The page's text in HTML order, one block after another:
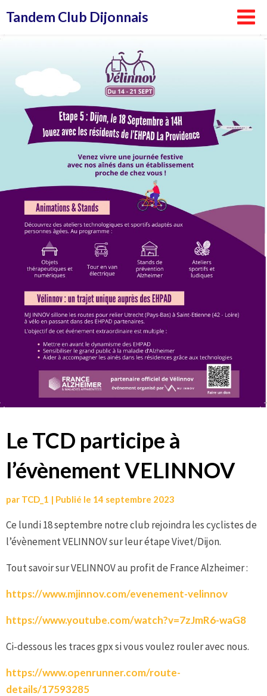
au
contenu
Tandem Club Dijonnais
Le TCD participe à
l’évènement VELINNOV
par TCD_1 | Publié le 14 septembre 2023
Ce lundi 18 septembre notre club rejoindra les cyclistes de
l’évènement VELINNOV sur leur étape Vivet/Dijon.
Tout savoir sur VELINNOV au profit de France Alzheimer :
https://www.mjinnov.com/evenement-velinnov
https://www.youtube.com/watch?v=7zJmR6-waG8
Ci-dessous les traces gpx si vous voulez rouler avec nous.
https://www.openrunner.com/route-
details/17593285